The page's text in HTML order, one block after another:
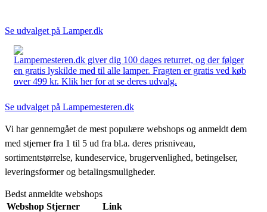
Se udvalget på Lamper.dk
Lampemesteren.dk giver dig 100 dages returret, og der følger
en gratis lyskilde med til alle lamper. Fragten er gratis ved køb
over 499 kr. Klik her for at se deres udvalg.
Se udvalget på Lampemesteren.dk
Vi har gennemgået de mest populære webshops og anmeldt dem
med stjerner fra 1 til 5 ud fra bl.a. deres prisniveau,
sortimentstørrelse, kundeservice, brugervenlighed, betingelser,
leveringsformer og betalingsmuligheder.
Bedst anmeldte webshops
Webshop Stjerner
Link